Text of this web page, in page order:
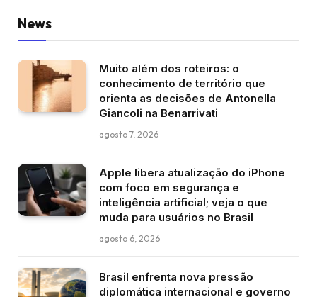
News
Muito além dos roteiros: o
conhecimento de território que
orienta as decisões de Antonella
Giancoli na Benarrivati
agosto 7, 2026
Apple libera atualização do iPhone
com foco em segurança e
inteligência artificial; veja o que
muda para usuários no Brasil
agosto 6, 2026
Brasil enfrenta nova pressão
diplomática internacional e governo